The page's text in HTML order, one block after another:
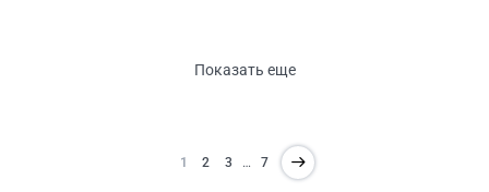
Показать еще
1 2 3 … 7